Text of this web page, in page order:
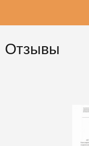
Отзывы